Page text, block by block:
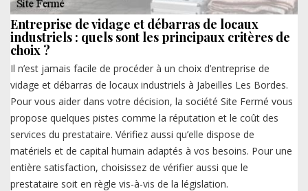
Entreprise de vidage et débarras de locaux
industriels : quels sont les principaux critères de
choix ?
Il n’est jamais facile de procéder à un choix d’entreprise de
vidage et débarras de locaux industriels à Jabeilles Les Bordes.
Pour vous aider dans votre décision, la société Site Fermé vous
propose quelques pistes comme la réputation et le coût des
services du prestataire. Vérifiez aussi qu’elle dispose de
matériels et de capital humain adaptés à vos besoins. Pour une
entière satisfaction, choisissez de vérifier aussi que le
prestataire soit en règle vis-à-vis de la législation.